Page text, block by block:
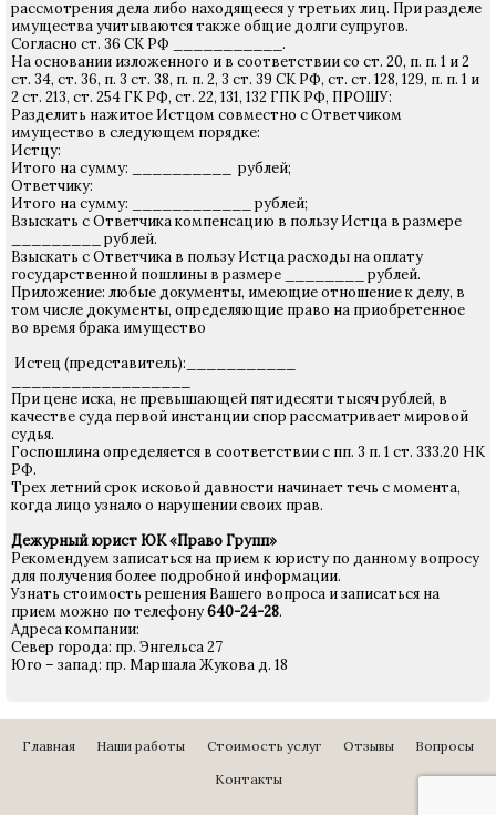
рассмотрения дела либо находящееся у третьих лиц. При разделе
имущества учитываются также общие долги супругов.
Согласно ст. 36 СК РФ ___________.
На основании изложенного и в соответствии со ст. 20, п. п. 1 и 2
ст. 34, ст. 36, п. 3 ст. 38, п. п. 2, 3 ст. 39 СК РФ, ст. ст. 128, 129, п. п. 1 и
2 ст. 213, ст. 254 ГК РФ, ст. 22, 131, 132 ГПК РФ, ПРОШУ:
Разделить нажитое Истцом совместно с Ответчиком
имущество в следующем порядке:
Истцу:
Итого на сумму: __________ рублей;
Ответчику:
Итого на сумму: ____________ рублей;
Взыскать с Ответчика компенсацию в пользу Истца в размере
_________ рублей.
Взыскать с Ответчика в пользу Истца расходы на оплату
государственной пошлины в размере ________ рублей.
Приложение: любые документы, имеющие отношение к делу, в
том числе документы, определяющие право на приобретенное
во время брака имущество
Истец (представитель):___________
При цене иска, не превышающей пятидесяти тысяч рублей, в
качестве суда первой инстанции спор рассматривает мировой
судья.
Госпошлина определяется в соответствии с пп. 3 п. 1 ст. 333.20 НК
РФ.
Трех летний срок исковой давности начинает течь с момента,
когда лицо узнало о нарушении своих прав.
Дежурный юрист ЮК «Право Групп»
Рекомендуем записаться на прием к юристу по данному вопросу
для получения более подробной информации.
Узнать стоимость решения Вашего вопроса и записаться на
прием можно по телефону640-24-28.
Адреса компании:
Север города: пр. Энгельса 27
Юго – запад: пр. Маршала Жукова д. 18
Главная Наши работы Стоимость услуг Отзывы
Вопросы
Контакты